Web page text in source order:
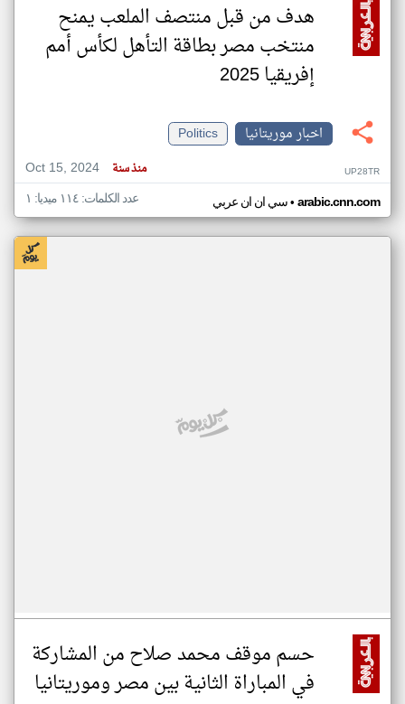
هدف من قبل منتصف الملعب يمنح
منتخب مصر بطاقة التأهل لكأس أمم
إفريقيا 2025
اخبار موريتانيا
Politics
Oct 15, 2024
منذ سنة UP28TR
سي ان ان عربي• arabic.cnn.com عدد الكلمات: ١١٤ ميديا: ١
حسم موقف محمد صلاح من المشاركة
في المباراة الثانية بين مصر وموريتانيا